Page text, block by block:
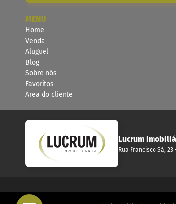
MENU
Home
Venda
Aluguel
Blog
Sobre nós
Favoritos
Área do cliente
Lucrum
Rua Francisco Sá,